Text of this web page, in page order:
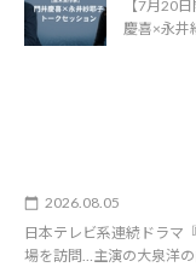
【7月20
慶喜×永井
2026.08.05
日本テレビ系連続ドラマ
場を訪問…主演の大泉洋